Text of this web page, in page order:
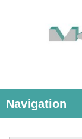
Navigation